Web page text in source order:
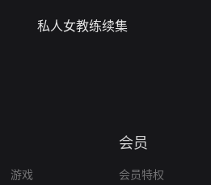
私人女教练续集
游戏
会员
会员特权